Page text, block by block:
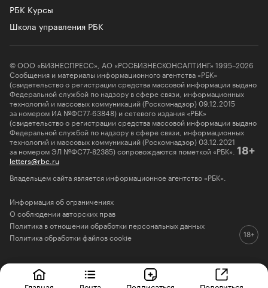
РБК Курсы
Школа управления РБК
© ООО «БИЗНЕСПРЕСС», АО «РОСБИЗНЕСКОНСАЛТИНГ» 1995–2026
Сообщения и материалы информационного агентства «РБК»
(свидетельство о регистрации средства массовой информации выдано
Федеральной службой по надзору в сфере связи, информационных
технологий и массовых коммуникаций (Роскомнадзор) 09.12.2015
за номером ИА №ФС77-63848) и сетевого издания «РБК»
(свидетельство о регистрации средства массовой информации выдано
Федеральной службой по надзору в сфере связи, информационных
технологий и массовых коммуникаций (Роскомнадзор) 03.12.2021
за номером ЭЛ №ФС77-82385) сопровождаются пометкой «РБК». 18+
letters@rbc.ru
Владельцем сайта является информационное агентство «РБК».
Информация об ограничениях
О соблюдении авторских прав
Политика в отношении обработки персональных данных
Политика обработки файлов cookie